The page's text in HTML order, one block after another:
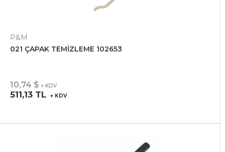
P&M
021 ÇAPAK TEMİZLEME 102653
511,13 TL + KDV
10,74 $ + KDV